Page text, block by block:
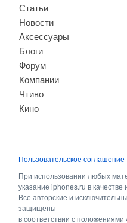
Статьи
Новости
Аксессуары
Блоги
Форум
Компании
Чтиво
Кино
Пользовательское соглашение
При использовании любых
указание iphones.ru в качестве
Все авторские и
защищены
в соответствии с положениями